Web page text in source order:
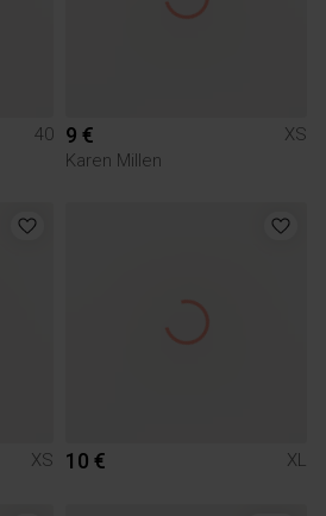
40 9 €
XS
Karen Millen
XS 10 € XL